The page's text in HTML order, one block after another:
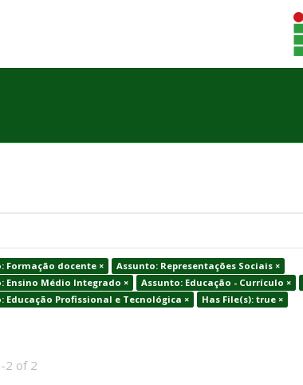
Formação docente ×
Assunto: Representações Sociais ×
Ensino Médio Integrado ×
Assunto: Educação - Currículo ×
Educação Profissional e Tecnológica ×
Has File(s): true ×
2 of 2